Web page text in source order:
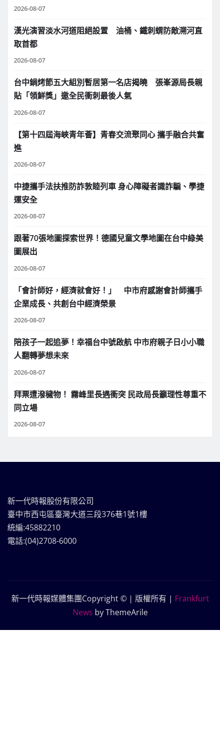
2026-08-07
漢光演習淡水河道阻絕設置 油桶、鐵刺蝟防敵溯河直
取首都
2026-08-07
台中鍋烤節五大組別暫居第一名店揭曉 張峯源局長親
貼「領鮮獎」邀全民衝刺最後人氣
2026-08-07
【第十四屆海峽青年薈】青春交流聚同心 攜手融合共奮
進
2026-08-07
中捷攜手法扶推防詐敦睦列車 身心障礙者識詐騙、學捷
運安全
2026-08-07
跟著70張地圖探索世界！德國兒童文學地圖在台中綠美
圖展出
2026-08-07
「會計師好，經濟就會好！」 中市府感謝會計師攜手
企業成長、共創台中經濟榮景
2026-08-07
陪孩子一起追夢！幸福台中號啟航 中市府親子日小小職
人翻轉夢想未來
2026-08-07
拜票遭潑穢物！ 霧峰里長遇衝突 民政局長籲理性尊重不
同立場
2026-08-07
新一代時報股份有限公司
臺中市西屯區臺灣大道三段376巷1號1樓
統編:45882210
電話:(04)2708-6000
新一代時報媒體集團Copyright © | 版權所有 | Frankfurt
News by ThemeArile